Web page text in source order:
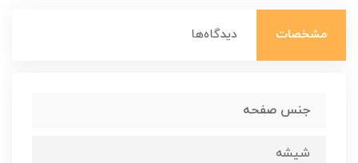
مشخصات دیدگاه‌ها
جنس صفحه
شیشه